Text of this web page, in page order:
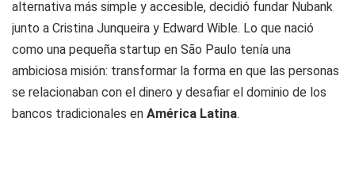
alternativa más simple y accesible, decidió fundar Nubank
junto a Cristina Junqueira y Edward Wible. Lo que nació
como una pequeña startup en São Paulo tenía una
ambiciosa misión: transformar la forma en que las personas
se relacionaban con el dinero y desafiar el dominio de los
bancos tradicionales en América Latina.